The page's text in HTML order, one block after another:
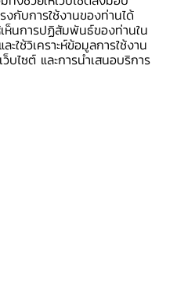
กับการใช้งานของท่านได้
ห็นการปฏิสัมพันธ์ของท่านใน
ใช้วิเคราะห์ข้อมูลการใช้งาน
บไซต์ และการนำเสนอบริการ